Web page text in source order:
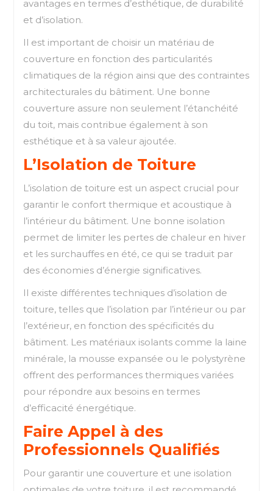
avantages en termes d’esthétique, de durabilité
et d’isolation.
Il est important de choisir un matériau de
couverture en fonction des particularités
climatiques de la région ainsi que des contraintes
architecturales du bâtiment. Une bonne
couverture assure non seulement l’étanchéité
du toit, mais contribue également à son
esthétique et à sa valeur ajoutée.
L’Isolation de Toiture
L’isolation de toiture est un aspect crucial pour
garantir le confort thermique et acoustique à
l’intérieur du bâtiment. Une bonne isolation
permet de limiter les pertes de chaleur en hiver
et les surchauffes en été, ce qui se traduit par
des économies d’énergie significatives.
Il existe différentes techniques d’isolation de
toiture, telles que l’isolation par l’intérieur ou par
l’extérieur, en fonction des spécificités du
bâtiment. Les matériaux isolants comme la laine
minérale, la mousse expansée ou le polystyrène
offrent des performances thermiques variées
pour répondre aux besoins en termes
d’efficacité énergétique.
Faire Appel à des
Professionnels Qualifiés
Pour garantir une couverture et une isolation